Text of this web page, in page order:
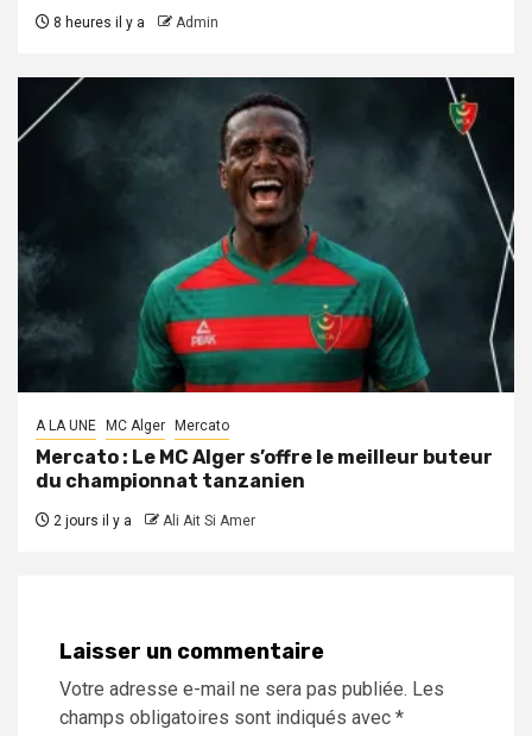
8 heures il y a Admin
A LA UNE MC Alger Mercato
Mercato : Le MC Alger s’offre le meilleur buteur
du championnat tanzanien
2 jours il y a Ali Ait Si Amer
Laisser un commentaire
Votre adresse e-mail ne sera pas publiée. Les
champs obligatoires sont indiqués avec *